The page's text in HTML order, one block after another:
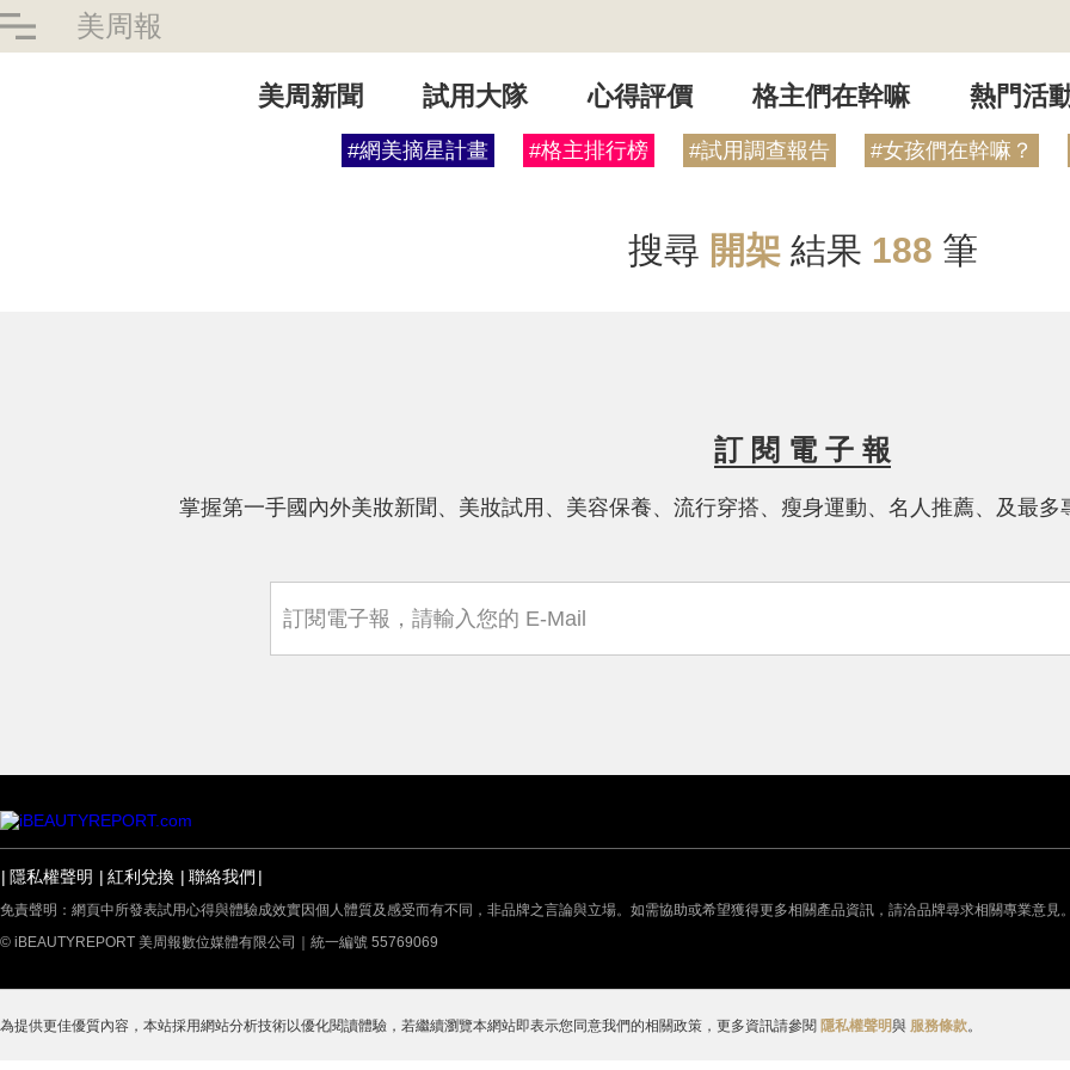
美周報
美周新聞 試用大隊 心得評價 格主們在幹嘛 熱門活
#網美摘星計畫 #格主排行榜 #試用調查報告 #女孩們在幹嘛？
搜尋 開架結果 188 筆
訂 閱 電 子 報
掌握第一手國內外美妝新聞、美妝試用、美容保養、流行穿搭、瘦身運動、名人推薦、及最
隱私權聲明 紅利兌換 聯絡我們
免責聲明：網頁中所發表試用心得與體驗成效實因個人體質及感受而有不同，非品牌之言論與立場。如需協助或希望獲得更多相關產品資訊，請洽品牌尋求相關專業意見
© iBEAUTYREPORT 美周報數位媒體有限公司｜統一編號 55769069
為提供更佳優質內容，本站採用網站分析技術以優化閱讀體驗，若繼續瀏覽本網站即表示您同意我們的相關政策，更多資訊請參閱 隱私權聲明與 服務條款。